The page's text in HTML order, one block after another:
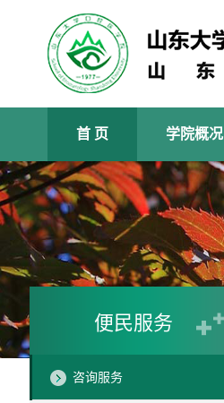
首 页 学院概况
便民服务
咨询服务